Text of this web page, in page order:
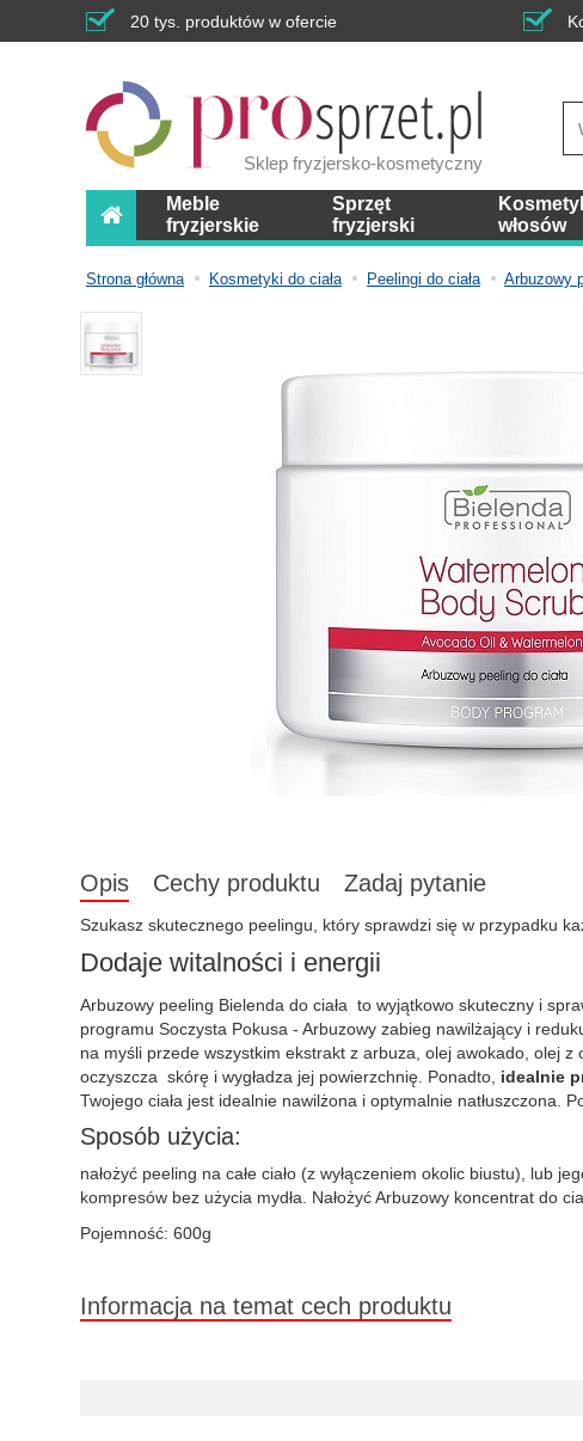
20 tys. produktów w ofercie
Sklep fryzjersko-kosmetyczny
Meble
fryzjerskie
Sprzęt
fryzjerski
włosów
Strona główna Kosmetyki do ciała Peelingi do ciała Arbuzowy
Opis Cechy produktu Zadaj pytanie
Szukasz skutecznego peelingu, który sprawdzi się w przypadku
Dodaje witalności i energii
Arbuzowy peeling Bielenda do ciała to wyjątkowo skuteczny i
programu Soczysta Pokusa - Arbuzowy zabieg nawilżający i
na myśli przede wszystkim ekstrakt z arbuza, olej awokado, olej z
oczyszcza skórę i wygładza jej powierzchnię. Ponadto, idealnie
Twojego ciała jest idealnie nawilżona i optymalnie natłuszczona.
Sposób użycia:
nałożyć peeling na całe ciało (z wyłączeniem okolic biustu),
kompresów bez użycia mydła. Nałożyć Arbuzowy koncentrat do
Pojemność: 600g
Informacja na temat cech produktu